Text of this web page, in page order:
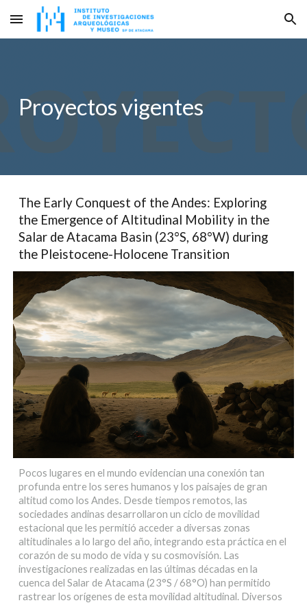
Skip to main content Skip to navigation
Proyectos vigentes
The Early Conquest of the Andes: Exploring
the Emergence of Altitudinal Mobility in the
Salar de Atacama Basin (23°S, 68°W) during
the Pleistocene-Holocene Transition
Pocos lugares en el mundo evidencian una conexión tan
profunda entre los seres humanos y los paisajes de gran
altitud como los Andes. Desde tiempos remotos, las
sociedades andinas desarrollaron un ciclo de movilidad
estacional que les permitió acceder a diversas zonas
altitudinales a lo largo del año, integrando esta práctica en el
corazón de su modo de vida y su cosmovisión. Las
investigaciones realizadas en las últimas décadas en la
cuenca del Salar de Atacama (23°S / 68°O) han permitido
rastrear los orígenes de esta movilidad altitudinal. Diversos